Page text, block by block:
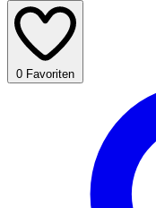
0 Favoriten